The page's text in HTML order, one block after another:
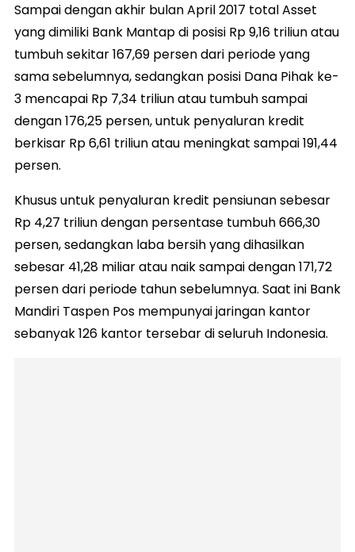
Sampai dengan akhir bulan April 2017 total Asset
yang dimiliki Bank Mantap di posisi Rp 9,16 triliun atau
tumbuh sekitar 167,69 persen dari periode yang
sama sebelumnya, sedangkan posisi Dana Pihak ke-
3 mencapai Rp 7,34 triliun atau tumbuh sampai
dengan 176,25 persen, untuk penyaluran kredit
berkisar Rp 6,61 triliun atau meningkat sampai 191,44
persen.
Khusus untuk penyaluran kredit pensiunan sebesar
Rp 4,27 triliun dengan persentase tumbuh 666,30
persen, sedangkan laba bersih yang dihasilkan
sebesar 41,28 miliar atau naik sampai dengan 171,72
persen dari periode tahun sebelumnya. Saat ini Bank
Mandiri Taspen Pos mempunyai jaringan kantor
sebanyak 126 kantor tersebar di seluruh Indonesia.